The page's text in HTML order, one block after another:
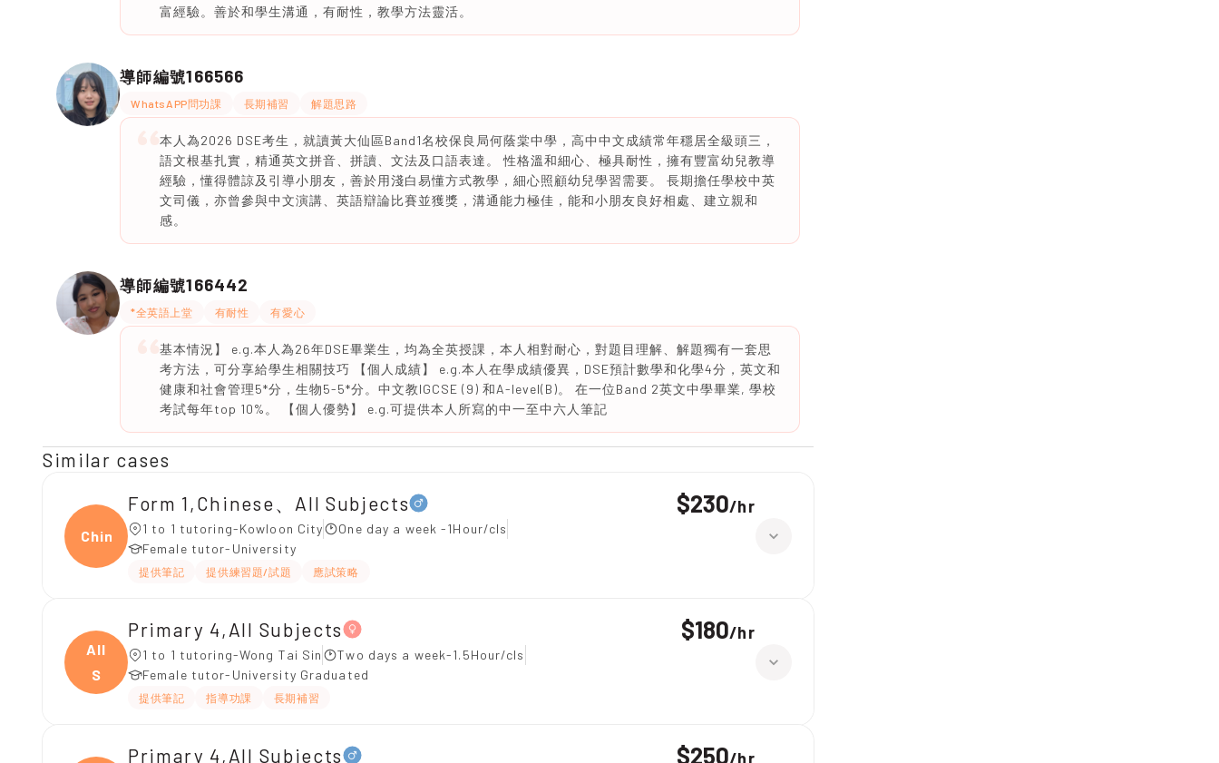
富經驗。善於和學生溝通，有耐性，教學方法靈活。
導師編號166566
WhatsAPP問功課 長期補習 解題思路
本人為2026 DSE考生，就讀黃大仙區Band1名校保良局何蔭棠中學，高中中文成績常年穩居全級頭三，
語文根基扎實，精通英文拼音、拼讀、文法及口語表達。 性格溫和細心、極具耐性，擁有豐富幼兒教導
經驗，懂得體諒及引導小朋友，善於用淺白易懂方式教學，細心照顧幼兒學習需要。 長期擔任學校中英
文司儀，亦曾參與中文演講、英語辯論比賽並獲獎，溝通能力極佳，能和小朋友良好相處、建立親和
感。
導師編號166442
*全英語上堂 有耐性 有愛心
基本情況】 e.g.本人為26年DSE畢業生，均為全英授課，本人相對耐心，對題目理解、解題獨有一套思
考方法，可分享給學生相關技巧 【個人成績】 e.g.本人在學成績優異，DSE預計數學和化學4分，英文和
健康和社會管理5*分，生物5-5*分。中文教IGCSE (9) 和A-level(B)。 在一位Band 2英文中學畢業, 學校
考試每年top 10%。 【個人優勢】 e.g.可提供本人所寫的中一至中六人筆記
Similar cases
Chine
Form 1,Chinese、All Subjects
1 to 1 tutoring-Kowloon City
One day a week -1Hour/cls
Female tutor-University
提供筆記 提供練習題/試題 應試策略
$230/hr
All
S
Primary 4,All Subjects
1 to 1 tutoring-Wong Tai Sin
Two days a week-1.5Hour/cls
Female tutor-University Graduated
提供筆記 指導功課 長期補習
$180/hr
Primary 4,All Subjects $250/hr